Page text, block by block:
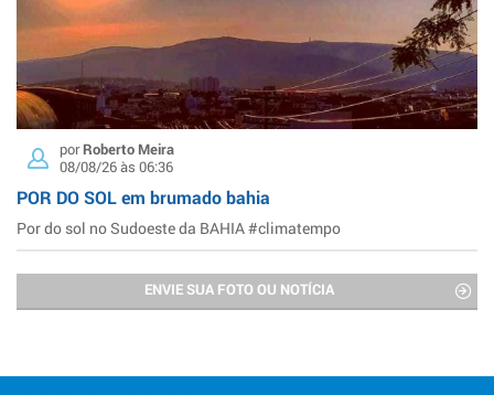
porRoberto Meira
08/08/26 às 06:36
POR DO SOL em brumado bahia
Por do sol no Sudoeste da BAHIA #climatempo
ENVIE SUA FOTO OU NOTÍCIA